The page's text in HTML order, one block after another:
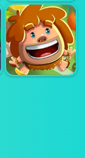
SPIDEY SWING
POP IT FIDGET